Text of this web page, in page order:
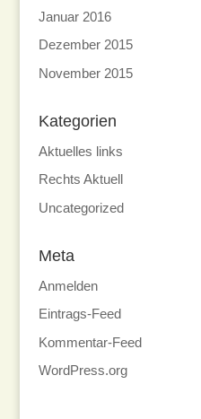
Januar 2016
Dezember 2015
November 2015
Kategorien
Aktuelles links
Rechts Aktuell
Uncategorized
Meta
Anmelden
Eintrags-Feed
Kommentar-Feed
WordPress.org